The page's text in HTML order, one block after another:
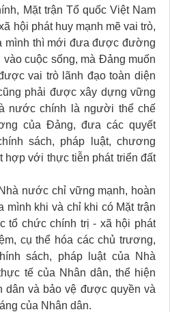
Mặt trận Tổ quốc Việt Nam
hội phát huy mạnh mẽ vai trò,
mình thì mới đưa được đường
cuộc sống, mà Đảng muốn
vai trò lãnh đạo toàn diện
phải được xây dựng vững
nước chính là người thể chế
của Đảng, đưa các quyết
sách, pháp luật, chương
hợp với thực tiễn phát triển đất
nước chỉ vững mạnh, hoàn
mình khi và chỉ khi có Mặt trận
tổ chức chính trị - xã hội phát
cụ thể hóa các chủ trương,
sách, pháp luật của Nhà
tế của Nhân dân, thể hiện
dân và bảo vệ được quyền và
của Nhân dân.